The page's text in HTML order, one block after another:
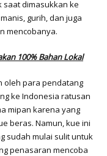
saat dimasukkan ke
gurih, dan juga
mencobanya.
100% Bahan Lokal
oleh para pendatang
ke Indonesia ratusan
mipan karena yang
beras. Namun, kue ini
sudah mulai sulit untuk
penasaran mencoba